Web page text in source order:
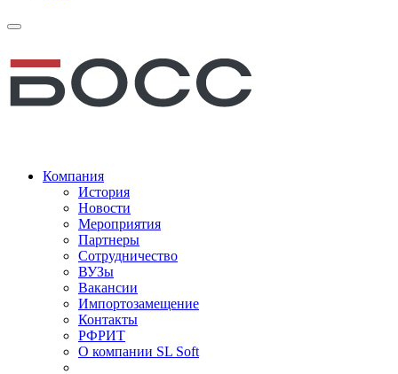
Компания
История
Новости
Мероприятия
Партнеры
Сотрудничество
ВУЗы
Вакансии
Импортозамещение
Контакты
РФРИТ
О компании SL Soft